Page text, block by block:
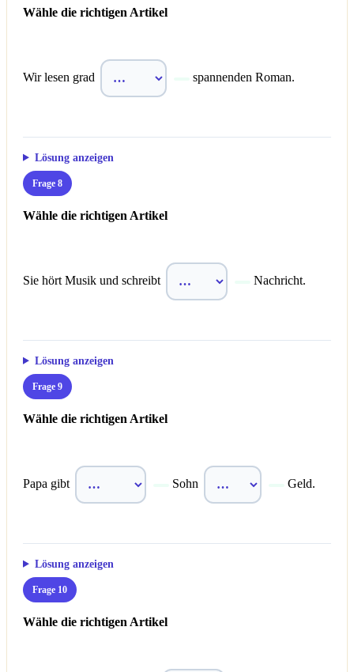
Wähle die richtigen Artikel
Wir lesen grad spannenden Roman.
Lösung anzeigen
Frage 8
Wähle die richtigen Artikel
Sie hört Musik und schreibt Nachricht.
Lösung anzeigen
Frage 9
Wähle die richtigen Artikel
Papa gibt Sohn Geld.
Lösung anzeigen
Frage 10
Wähle die richtigen Artikel